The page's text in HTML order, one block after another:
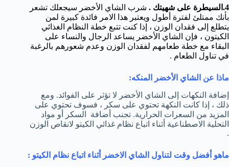
4. السيطرة على شهيتك . شرب الشاي الأخضر سيجعلك تشعر
بأنك ممتلئ لفترة أطول ويعتبر هذا الامر فائدة كبيرة لمن
يتطلع إلى فقدان الوزن ، إذا كنت تتبع خطة النظام الغذائي
الكيتون ، فإن الشاي الأخضر يساعد الرجال والنساء على
البقاء مع خطة طعامهم لفقدان الوزن وعدم شعورهم بالرغبة
في تناول الطعام .
ماذا عن الشاي الأخضر المنكه:
إضافة النكهات إلى الشاي الأخضر لا تؤثر على الفوائد. ومع
ذلك ، إذا كانت النكهة تحتوي على سكر ، فسوف تحتوي على
المزيد من السعرات الحرارية. تجنب أضافة السكر أو مواد
التحلية الاصطناعية أثناء اتباع نظام غذائي الكيتو لانقاص الوزن
.
ماهو أفضل وقت لتناول الشاي الاخضر أثناء اتباع نظام الكيتو :